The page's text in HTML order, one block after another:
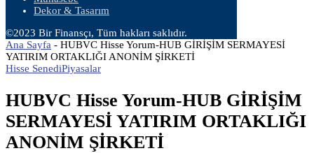
Dekor & Tasarım
©2023 Bir Finansçı, Tüm hakları saklıdır.
Ana Sayfa - HUBVC Hisse Yorum-HUB GİRİŞİM SERMAYESİ
YATIRIM ORTAKLIĞI ANONİM ŞİRKETİ
Hisse SenediPiyasalar
HUBVC Hisse Yorum-HUB GİRİŞİM
SERMAYESİ YATIRIM ORTAKLIĞI
ANONİM ŞİRKETİ